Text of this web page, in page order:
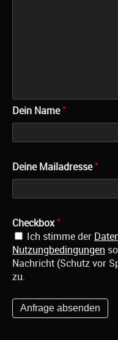
Dein Name *
Deine Mailadresse *
Checkbox *
Ich stimme der
Nutzungbedingungen
Nachricht (Schutz vor
zu.